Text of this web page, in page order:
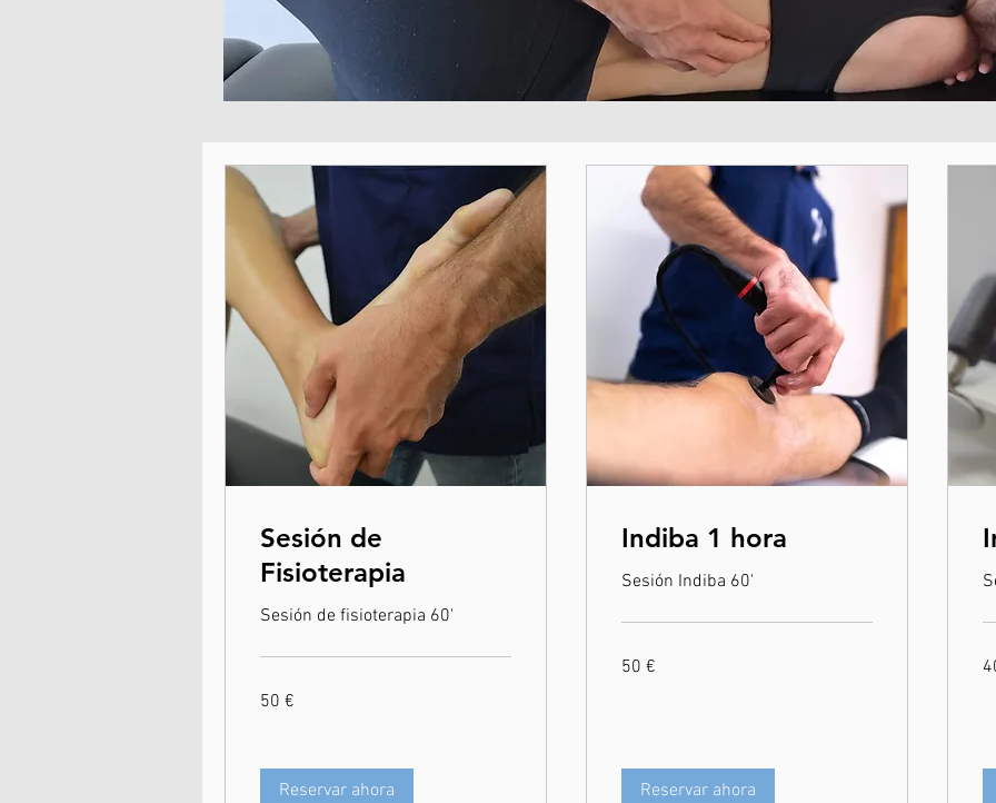
Sesión de
Fisioterapia
Sesión de fisioterapia 60'
euros
50 €
Reservar ahora
Indiba 1 hora
Sesión Indiba 60'
euros
50 €
Reservar ahora